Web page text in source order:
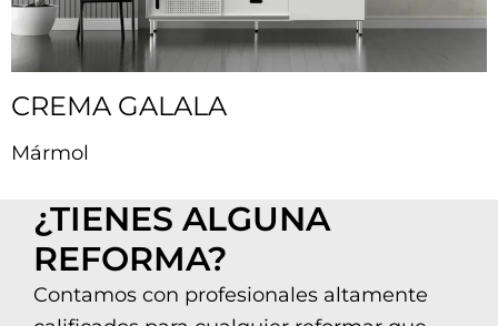
CREMA GALALA
Mármol
¿TIENES ALGUNA
REFORMA?
Contamos con profesionales altamente